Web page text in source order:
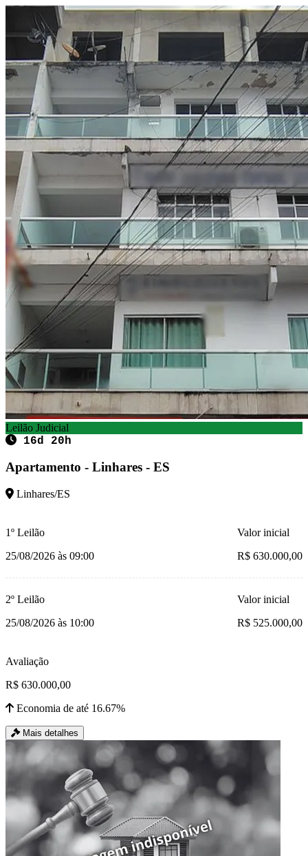
Leilão Judicial
16d 20h
Apartamento - Linhares - ES
Linhares/ES
1º Leilão
25/08/2026 às 09:00
Valor inicial
R$ 630.000,00
2º Leilão
25/08/2026 às 10:00
Valor inicial
R$ 525.000,00
Avaliação
R$ 630.000,00
Economia de até 16.67%
Mais detalhes